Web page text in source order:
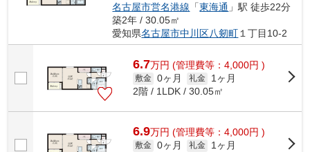
名古屋市営名港線 「東海通 」駅 徒歩22分
築2年 / 30.05㎡
愛知県名古屋市中川区八剱町 １丁目10-2
6.7万円 (管理費等：4,000円 )
敷金 0ヶ月 礼金
1ヶ月
2階 / 1LDK / 30.05㎡
6.9万円 (管理費等：4,000円 )
敷金 0ヶ月 礼金
1ヶ月